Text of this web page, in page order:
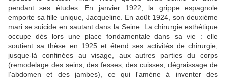
pendant ses études. En janvier 1922, la grippe espagnole
emporte sa fille unique, Jacqueline. En août 1924, son deuxième
mari se suicide en sautant dans la Seine. La chirurgie esthétique
occupe dès lors une place fondamentale dans sa vie : elle
soutient sa thèse en 1925 et étend ses activités de chirurgie,
jusque-là confinées au visage, aux autres parties du corps
(remodelage des seins, des fesses, des cuisses, dégraissage de
l'abdomen et des jambes), ce qui l'amène à inventer des